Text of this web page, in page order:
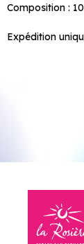
Composition :
Expédition